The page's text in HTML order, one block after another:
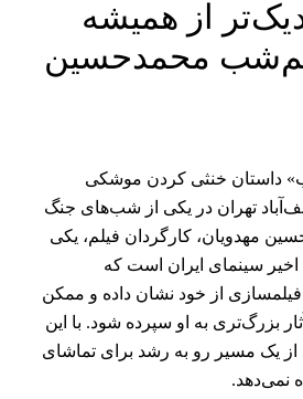
از همیشه
محمدحسین
داستان خنثی کردن موشکی
تهران در یکی از شب‌های جنگ
مهدویان، کارگردان فیلم، یکی
اخیر سینمای ایران است که
از خود نشان داده و ممکن
بزرگ‌تری به او سپرده شود. با این
یک مسیر رو به رشد برای تماشای
نمی‌دهد.